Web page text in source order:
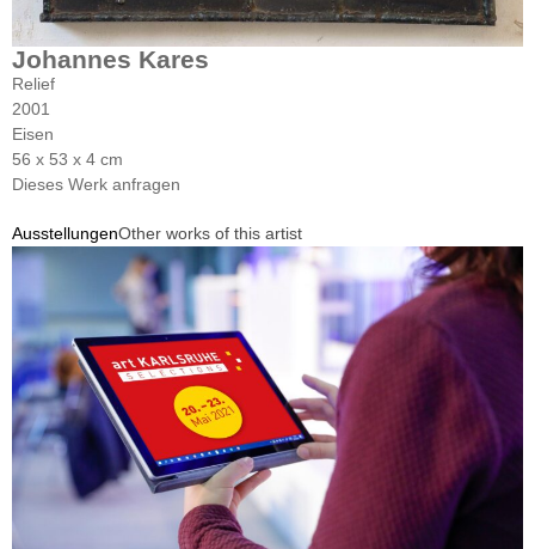
Johannes Kares
Relief
2001
Eisen
56 x 53 x 4 cm
Dieses Werk anfragen
AusstellungenOther works of this artist